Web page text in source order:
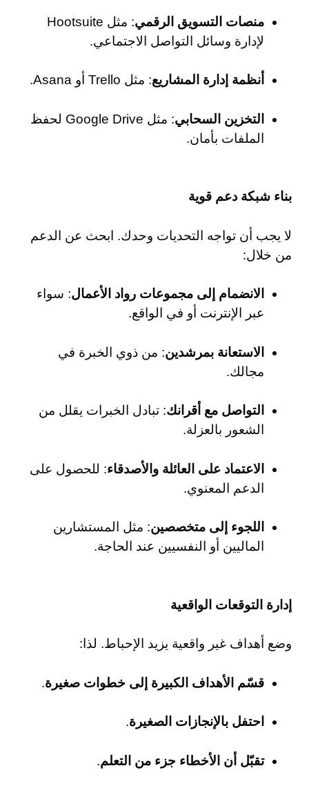
منصات التسويق الرقمي
: مثل Hootsuite
لإدارة وسائل التواصل الاجتماعي.
أنظمة إدارة المشاريع: مثل Trello أو Asana.
التخزين السحابي
: مثل Google Drive لحفظ
الملفات بأمان.
بناء شبكة دعم قوية
لا يجب أن تواجه التحديات وحدك. ابحث عن الدعم
من خلال:
الانضمام إلى مجموعات رواد الأعمال: سواء
عبر الإنترنت أو في الواقع.
الاستعانة بمرشدين: من ذوي الخبرة في
مجالك.
التواصل مع أقرانك: تبادل الخبرات يقلل من
الشعور بالعزلة.
الاعتماد على العائلة والأصدقاء: للحصول على
الدعم المعنوي.
اللجوء إلى متخصصين: مثل المستشارين
الماليين أو النفسيين عند الحاجة.
إدارة التوقعات الواقعية
وضع أهداف غير واقعية يزيد الإحباط. لذا:
قسّم الأهداف الكبيرة إلى خطوات صغيرة.
احتفل بالإنجازات الصغيرة.
تقبّل أن الأخطاء جزء من التعلم.